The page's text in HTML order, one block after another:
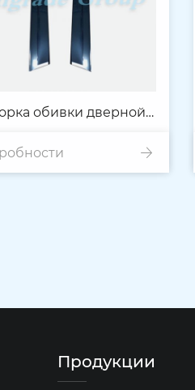
обивки дверной
панели
Продукции